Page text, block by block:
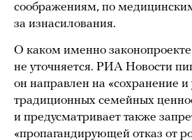
соображениям, по
за изнасилования.
О каком именно законопроекте
не уточняется. РИА Новости
он направлен на «сохранение
традиционных семейных
и предусматривает также
«пропагандирующей отказ от